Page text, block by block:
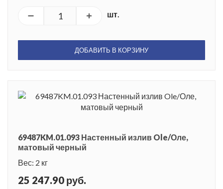
шт.
ДОБАВИТЬ В КОРЗИНУ
69487KM.01.093 Настенный излив Ole/Оле,
матовый черный
Вес: 2 кг
25 247.90 руб.